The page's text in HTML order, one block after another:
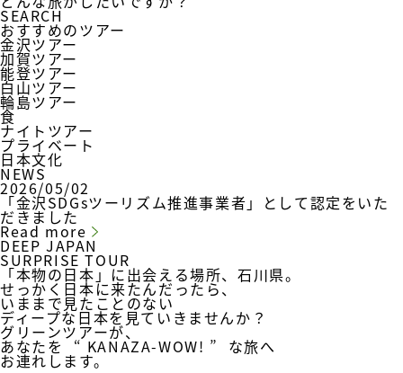
SEARCH
おすすめのツアー
金沢ツアー
加賀ツアー
能登ツアー
白山ツアー
輪島ツアー
食
ナイトツアー
プライベート
日本文化
NEWS
2026/05/02
「金沢SDGsツーリズム推進事業者」として認定をいた
だきました
Read more
DEEP JAPAN
SURPRISE TOUR
「本物の日本」に出会える場所、石川県。
せっかく日本に来たんだったら、
いままで見たことのない
ディープな日本を見ていきませんか？
グリーンツアーが、
あなたを “ KANAZA-WOW! ” な旅へ
お連れします。